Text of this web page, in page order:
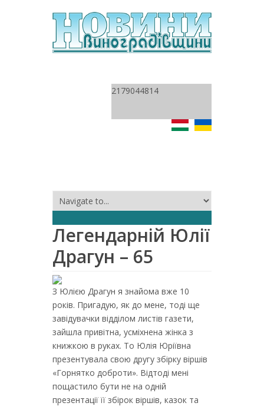
2179044814
Легендарній Юлії
Драгун – 65
З Юлією Драгун я знайома вже 10
років. Пригадую, як до мене, тоді ще
завідувачки відділом листів газети,
зайшла привітна, усміхнена жінка з
книжкою в руках. То Юлія Юріївна
презентувала свою другу збірку віршів
«Горнятко доброти». Відтоді мені
пощастило бути не на одній
презентації її збірок віршів, казок та